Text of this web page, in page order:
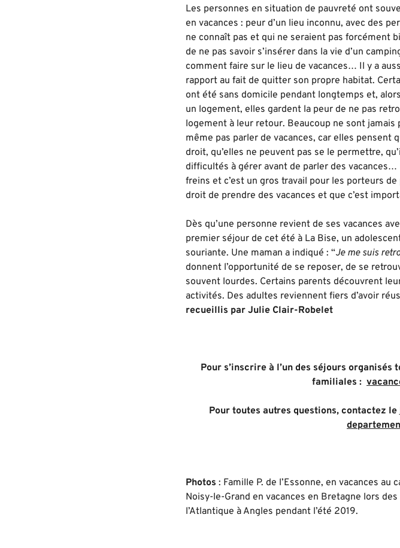
Les personnes en situation de pauvreté ont
en vacances : peur d’un lieu inconnu, avec des
ne connaît pas et qui ne seraient pas forcément
de ne pas savoir s’insérer dans la vie d’un
comment faire sur le lieu de vacances… Il y a
rapport au fait de quitter son propre habitat.
ont été sans domicile pendant longtemps et,
un logement, elles gardent la peur de ne pas
logement à leur retour. Beaucoup ne sont jamais
même pas parler de vacances, car elles pensent
droit, qu’elles ne peuvent pas se le permettre,
difficultés à gérer avant de parler des vacances…
freins et c’est un gros travail pour les porteurs
droit de prendre des vacances et que c’est
Dès qu’une personne revient de ses vacances
premier séjour de cet été à La Bise, un
souriante. Une maman a indiqué : “Je me suis
donnent l’opportunité de se reposer, de se
souvent lourdes. Certains parents découvrent
activités. Des adultes reviennent fiers d’avoir
recueillis par Julie Clair-Robelet
Pour s’inscrire à l’un des séjours organisés
familiales :
Pour toutes autres questions, contactez le
Photos : Famille P. de l’Essonne, en vacances
Noisy-le-Grand en vacances en Bretagne lors
l’Atlantique à Angles pendant l’été 2019.